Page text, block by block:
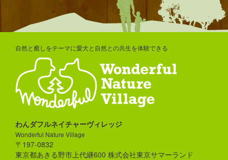
自然と癒しをテーマに愛犬と自然との共生を体験できる
わんダフルネイチャーヴィレッジ
Wonderful Nature Village
〒197-0832
東京都あきる野市上代継600 株式会社東京サマーランド